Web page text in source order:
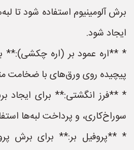
برش آلومینیوم استفاده شود تا
ایجاد شود.
* **اره عمود بر (اره چکشی):**
پیچیده روی ورق‌های با ضخامت
* **فرز انگشتی:** برای ایجاد
سوراخ‌کاری، و پرداخت لبه‌ها
* **پروفیل بر:** برای برش